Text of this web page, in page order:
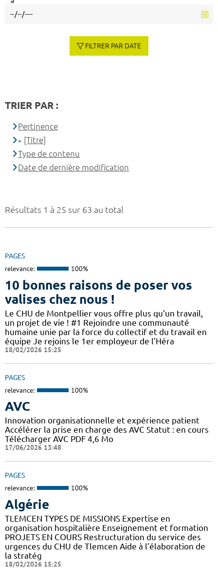
Résultats 1 à 25 sur 63 au total
PAGES
relevance: 100%
10 bonnes raisons de poser vos
valises chez nous !
Le CHU de Montpellier vous offre plus qu’un travail,
un projet de vie ! #1 Rejoindre une communauté
humaine unie par la force du collectif et du travail en
équipe Je rejoins le 1er employeur de l’Héra
18/02/2026 15:25
PAGES
relevance: 100%
AVC
Innovation organisationnelle et expérience patient
Accélérer la prise en charge des AVC Statut : en cours
Télécharger AVC PDF 4,6 Mo
17/06/2026 13:48
PAGES
relevance: 100%
Algérie
TLEMCEN TYPES DE MISSIONS Expertise en
organisation hospitalière Enseignement et formation
PROJETS EN COURS Restructuration du service des
urgences du CHU de Tlemcen Aide à l’élaboration de
la stratég
18/02/2026 15:25
FILTRER PAR DATE
TRIER PAR :
Pertinence
[Titre]
Type de contenu
Date de dernière modification